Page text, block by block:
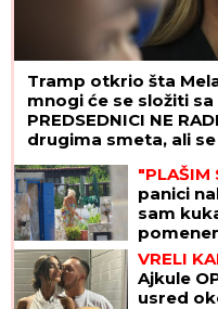
Tramp otkrio šta
mnogi će se složiti sa
PREDSEDNICI NE
drugima smeta, ali
"PLAŠIM
panici
sam
VRELI
Ajkule
usred